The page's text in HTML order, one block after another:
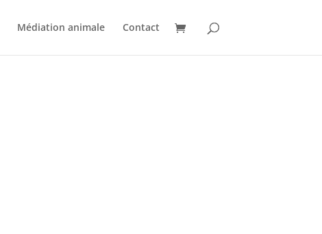
Médiation animale Contact